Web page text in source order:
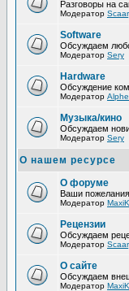
Разговоры на
Модератор
Software
Обсуждаем
Модератор Sery
Hardware
Обсуждение
Модератор
Музыка/кино
Обсуждаем
Модератор Sery
О нашем ресурсе
О форуме
Ваши
Модератор MaxiK
Рецензии
Обсуждаем
Модератор
О сайте
Обсуждаем
Модератор MaxiK